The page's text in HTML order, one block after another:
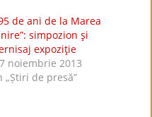
de ani de la Marea
simpozion şi
expoziţie
noiembrie 2013
„Știri de presă”